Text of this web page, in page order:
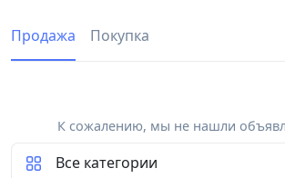
Продажа Покупка
К сожалению, мы не нашли
Все категории